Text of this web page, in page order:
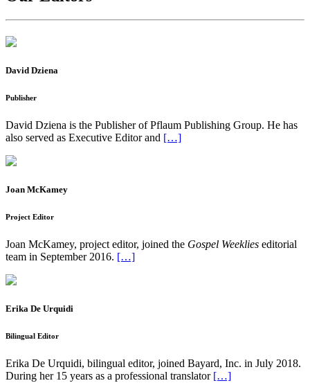
David Dziena
Publisher
David Dziena is the Publisher of Pflaum Publishing Group. He has
also served as Executive Editor and […]
Joan McKamey
Project Editor
Joan McKamey, project editor, joined the Gospel Weeklies editorial
team in September 2016. […]
Erika De Urquidi
Bilingual Editor
Erika De Urquidi, bilingual editor, joined Bayard, Inc. in July 2018.
During her 15 years as a professional translator […]